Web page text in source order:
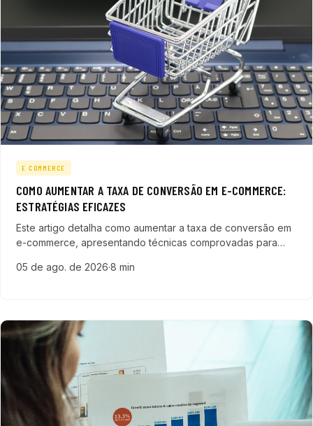
E COMMERCE
COMO AUMENTAR A TAXA DE CONVERSÃO EM E-COMMERCE:
ESTRATÉGIAS EFICAZES
Este artigo detalha como aumentar a taxa de conversão em
e-commerce, apresentando técnicas comprovadas para
acelerar o pipeline de vendas para empresas de tecnologia.
05 de ago. de 2026·8 min